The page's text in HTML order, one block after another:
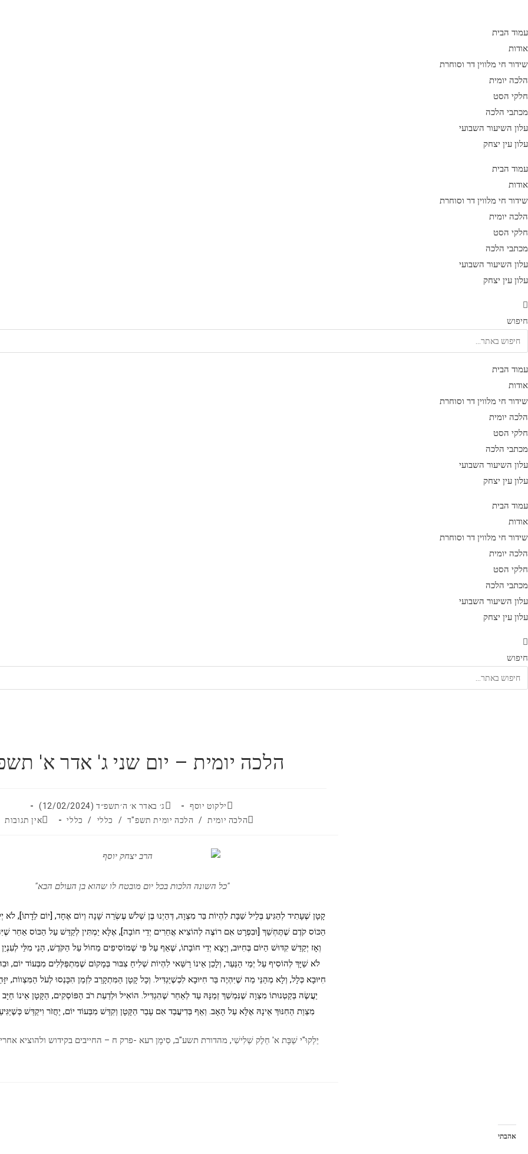
content
עמוד הבית
אודות
שידור חי מלווין דר וסוחרת
הלכה יומית
חלקי הסט
מכתבי הלכה
עלון השיעור השבועי
עלון עין יצחק
עמוד הבית
אודות
שידור חי מלווין דר וסוחרת
הלכה יומית
חלקי הסט
מכתבי הלכה
עלון השיעור השבועי
עלון עין יצחק
חיפוש
עמוד הבית
אודות
שידור חי מלווין דר וסוחרת
הלכה יומית
חלקי הסט
מכתבי הלכה
עלון השיעור השבועי
עלון עין יצחק
עמוד הבית
אודות
שידור חי מלווין דר וסוחרת
הלכה יומית
חלקי הסט
מכתבי הלכה
עלון השיעור השבועי
עלון עין יצחק
חיפוש
הלכה יומית – יום שני ג' אדר א'
מחבר:ילקוט יוסף פורסם:
ג׳ באדר א׳ ה׳תשפ״ד (12/02/2024)
קטגוריה:
הלכה יומית / הלכה יומית תשפ"ד / כללי / כללי תגובות:
אין תגובות
"כל השונה הלכות בכל יום מובטח לו שהוא בן העולם הבא"
קָטָן שֶׁעָתִיד לְהַגִּיעַ בְּלֵיל שַׁבָּת לִהְיוֹת בַּר מִצְוָה, דְּהַיְנוּ בֶּן שְׁלֹשׁ עֶשְׂרֵה שָׁנָה וְיוֹם אֶחָד, [יוֹם לֵדָתוֹ], לֹא
הַכּוֹס קֹדֶם שֶׁתֶּחְשַׁךְ [וּבִפְרָט אִם רוֹצֶה לְהוֹצִיא אֲחֵרִים יְדֵי חוֹבָה], אֶלָּא יַמְתִּין לְקַדֵּשׁ עַל הַכּוֹס אַחַר
וְאָז יְקַדֵּשׁ קִדּוּשׁ הַיּוֹם בְּחִיּוּב, וְיָצָא יְדֵי חוֹבָתוֹ, שֶׁאַף עַל פִּי שֶׁמּוֹסִיפִים מֵחוֹל עַל הַקֹּדֶשׁ, הָנֵי מִלֵּי
לֹא שַׁיָּךְ לְהוֹסִיף עַל יְמֵי הַנַּעַר, וְלָכֵן אֵינוֹ רַשַּׁאי לִהְיוֹת שְׁלִיחַ צִבּוּר בְּמָקוֹם שֶׁמִּתְפַּלְּלִים מִבְּעוֹד יוֹם,
חִיּוּבָא כְּלָל, וְלָא מְהַנֵּי מַה שֶׁיִּהְיֶה בַּר חִיּוּבָא לִכְשֶׁיַּגְדִּיל. וְכָל קָטָן הַמִּתְקָרֵב לִזְמַן הִכָּנְסוּ לְעֹל הַמִּצְווֹת,
יַעֲשֶׂה בְּקַטְנוּתוֹ מִצְוָה שֶׁנִּמְשַׁךְ זְמַנָּהּ עַד לְאַחַר שֶׁהִגְדִּיל. הוֹאִיל וּלְדַעַת רֹב הַפּוֹסְקִים, הַקָּטָן אֵינוֹ חַיָּב
מִצְוַת הַחִנּוּךְ אֵינָהּ אֶלָּא עַל הָאָב. וְאַף בְּדִיעֲבַד אִם עָבַר הַקָּטָן וְקִדֵּשׁ מִבְּעוֹד יוֹם, יַחֲזֹר וִיקַדֵּשׁ
יַלְקוּ"י שַׁבָּת א' חֵלֶק שְׁלִישִׁי, מהדורת תשע"ב, סִימָן רעא -פרק ח – החייבים בקידוש ולהוציא
אהבתי